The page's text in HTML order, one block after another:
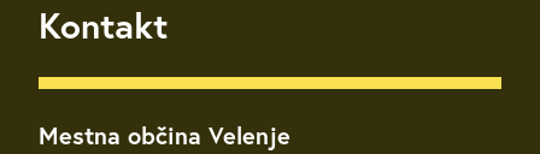
Kontakt
Mestna občina Velenje